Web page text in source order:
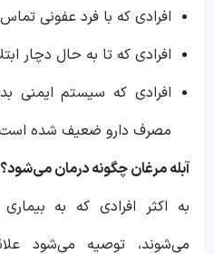
افرادی که با فرد عفونی
افرادی که تا به حال دچار
افرادی که سیستم ایمنی
مصرف دارو ضعیف شده
آبله مرغان چگونه درمان می‌شود؟
به اکثر افرادی که به
می‌شوند، توصیه می‌شود